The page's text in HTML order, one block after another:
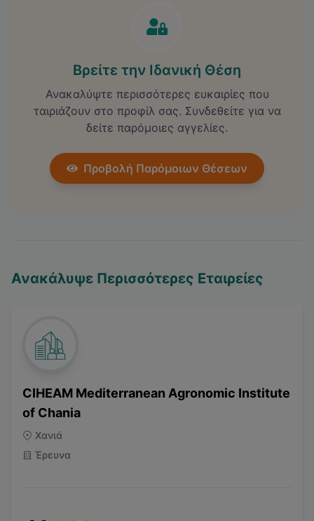
Βρείτε την Ιδανική Θέση
Ανακαλύψτε περισσότερες ευκαιρίες που
ταιριάζουν στο προφίλ σας. Συνδεθείτε για να
δείτε παρόμοιες αγγελίες.
Προβολή Παρόμοιων Θέσεων
Ανακάλυψε Περισσότερες Εταιρείες
CIHEAM Mediterranean Agronomic Institute
of Chania
Χανιά
Έρευνα